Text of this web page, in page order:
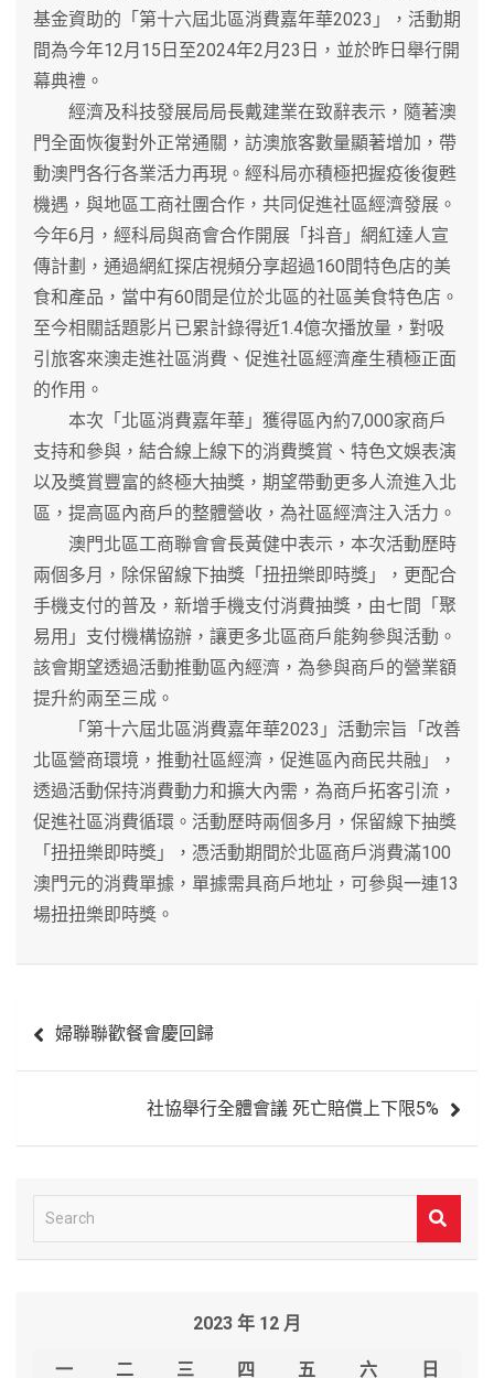
基金資助的「第十六屆北區消費嘉年華2023」，活動期
間為今年12月15日至2024年2月23日，並於昨日舉行開
幕典禮。
經濟及科技發展局局長戴建業在致辭表示，隨著澳
門全面恢復對外正常通關，訪澳旅客數量顯著增加，帶
動澳門各行各業活力再現。經科局亦積極把握疫後復甦
機遇，與地區工商社團合作，共同促進社區經濟發展。
今年6月，經科局與商會合作開展「抖音」網紅達人宣
傳計劃，通過網紅探店視頻分享超過160間特色店的美
食和產品，當中有60間是位於北區的社區美食特色店。
至今相關話題影片已累計錄得近1.4億次播放量，對吸
引旅客來澳走進社區消費、促進社區經濟產生積極正面
的作用。
本次「北區消費嘉年華」獲得區內約7,000家商戶
支持和參與，結合線上線下的消費獎賞、特色文娛表演
以及獎賞豐富的終極大抽獎，期望帶動更多人流進入北
區，提高區內商戶的整體營收，為社區經濟注入活力。
澳門北區工商聯會會長黃健中表示，本次活動歷時
兩個多月，除保留線下抽獎「扭扭樂即時獎」，更配合
手機支付的普及，新增手機支付消費抽獎，由七間「聚
易用」支付機構協辦，讓更多北區商戶能夠參與活動。
該會期望透過活動推動區內經濟，為參與商戶的營業額
提升約兩至三成。
「第十六屆北區消費嘉年華2023」活動宗旨「改善
北區營商環境，推動社區經濟，促進區內商民共融」，
透過活動保持消費動力和擴大內需，為商戶拓客引流，
促進社區消費循環。活動歷時兩個多月，保留線下抽獎
「扭扭樂即時獎」，憑活動期間於北區商戶消費滿100
澳門元的消費單據，單據需具商戶地址，可參與一連13
場扭扭樂即時獎。
章 婦聯聯歡餐會慶回歸
社協舉行全體會議 死亡賠償上下限5%
e
2023 年 12 月
一 二 三 四 五 六 日